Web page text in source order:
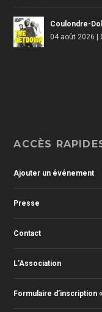
Coulondre-
04 août 2026 |
ACCÈS
Ajouter un événement
Presse
Contact
L’Association
Formulaire d’inscription